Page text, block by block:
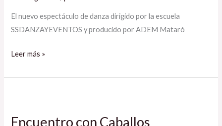
El nuevo espectáculo de danza dirigido por la escuela
SSDANZAYEVENTOS y producido por ADEM Mataró
Leer más »
Encuentro con Caballos
Caballos